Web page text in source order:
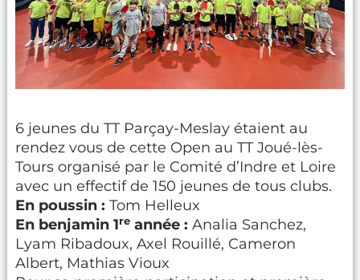
6 jeunes du TT Parçay-Meslay étaient au
rendez vous de cette Open au TT Joué-lès-
Tours organisé par le Comité d’Indre et Loire
avec un effectif de 150 jeunes de tous clubs.
En poussin : Tom Helleux
En benjamin 1reannée : Analia Sanchez,
Lyam Ribadoux, Axel Rouillé, Cameron
Albert, Mathias Vioux